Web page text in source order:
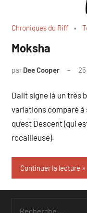
Chroniques du Riff
Moksha
par Dee Cooper
Dalit signe là un très
variations comparé à
qu’est Descent (qui
rocailleuse).
Continuer la lecture